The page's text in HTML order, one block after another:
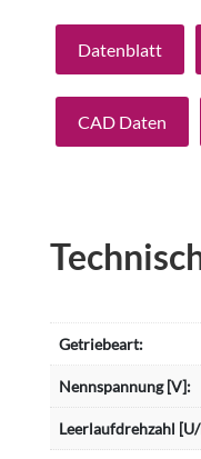
Datenblatt
CAD Daten
Getriebeart:
Nennspannung [V]:
Leerlaufdrehzahl